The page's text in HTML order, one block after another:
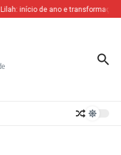
início de ano e transformação